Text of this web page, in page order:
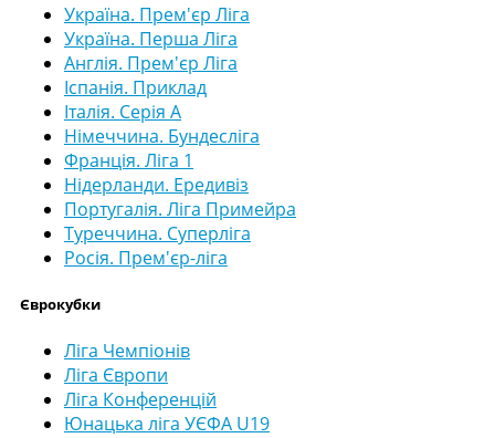
Україна. Прем'єр Ліга
Україна. Перша Ліга
Англія. Прем'єр Ліга
Іспанія. Приклад
Італія. Серія А
Німеччина. Бундесліга
Франція. Ліга 1
Нідерланди. Ередивіз
Португалія. Ліга Примейра
Туреччина. Суперліга
Росія. Прем'єр-ліга
Єврокубки
Ліга Чемпіонів
Ліга Європи
Ліга Конференцій
Юнацька ліга УЄФА U19